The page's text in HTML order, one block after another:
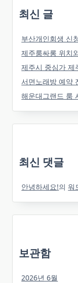
최신 글
부산개인회생 신
제주룸싸롱 위치
제주시 중심가 제
서면노래방 예약
해운대그랜드 룸
최신 댓글
안녕하세요!의워
보관함
2026년 6월